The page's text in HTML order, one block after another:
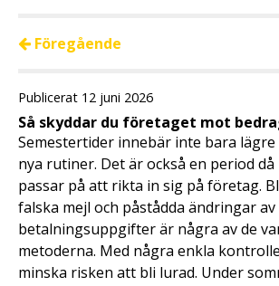
Föregående
Publicerat 12 juni 2026
Så skyddar du företaget mot
Semestertider innebär inte bara
nya rutiner. Det är också en period
passar på att rikta in sig på företag.
falska mejl och påstådda ändringar av
betalningsuppgifter är några av de
metoderna. Med några enkla
minska risken att bli lurad. Under